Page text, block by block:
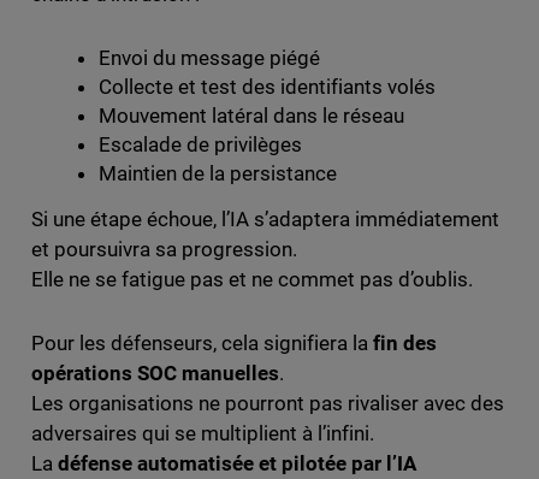
Envoi du message piégé
Collecte et test des identifiants volés
Mouvement latéral dans le réseau
Escalade de privilèges
Maintien de la persistance
Si une étape échoue, l’IA s’adaptera immédiatement
et poursuivra sa progression.
Elle ne se fatigue pas et ne commet pas d’oublis.
Pour les défenseurs, cela signifiera lafin des
opérations SOC manuelles.
Les organisations ne pourront pas rivaliser avec des
adversaires qui se multiplient à l’infini.
La défense automatisée et pilotée par l’IA